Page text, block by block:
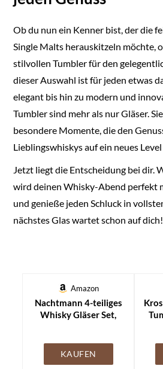
Ob du nun ein Kenner bist, der die
Single Malts herauskitzeln möchte,
stilvollen Tumbler für den
dieser Auswahl ist für jeden etwas
elegant bis hin zu modern und
Tumbler sind mehr als nur Gläser.
besondere Momente, die den
Lieblingswhiskys auf ein neues
Jetzt liegt die Entscheidung bei dir.
wird deinen Whisky-Abend perfekt
und genieße jeden Schluck in
nächstes Glas wartet schon auf dich!
Amazon
Nachtmann 4-teiliges
Whisky Gläser Set,
Tumbler aus
Kristallglas,
KAUFEN